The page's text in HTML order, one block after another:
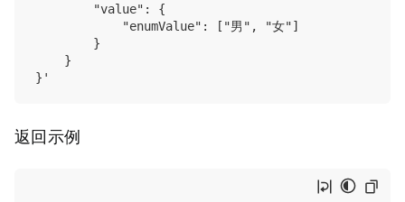
        "value": {
            "enumValue": ["男", "女"]
        }
    }
返回示例